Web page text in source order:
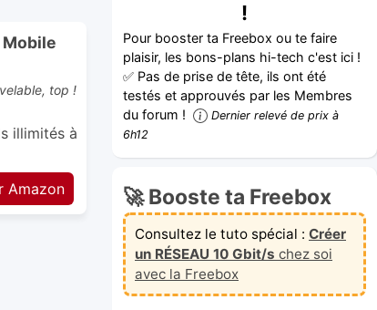
Mobile
top !
illimités à
Amazon
!
Pour booster ta Freebox ou te faire
plaisir, les bons-plans hi-tech c'est ici !
✅ Pas de prise de tête, ils ont été
testés et approuvés par les Membres
du forum !
Dernier relevé de prix à
6h12
🚀 Booste ta Freebox
Consultez le tuto spécial : Créer
un RÉSEAU 10 Gbit/s chez soi
avec la Freebox